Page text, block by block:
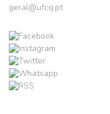
geral@ufcq.pt